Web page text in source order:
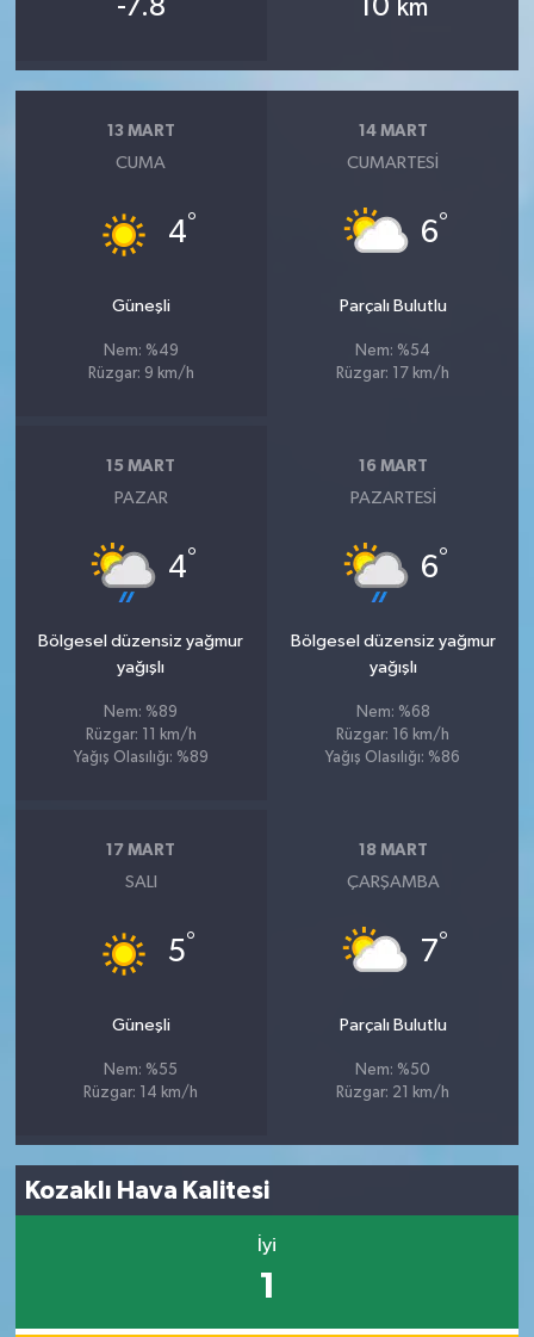
-7.8 10 km
13 MART
CUMA
4°
Güneşli
Nem: %49
Rüzgar: 9 km/h
14 MART
CUMARTESI
6°
Parçalı Bulutlu
Nem: %54
Rüzgar: 17 km/h
15 MART
PAZAR
4°
Bölgesel düzensiz yağmur
yağışlı
Nem: %89
Rüzgar: 11 km/h
Yağış Olasılığı: %89
16 MART
PAZARTESI
6°
Bölgesel düzensiz yağmur
yağışlı
Nem: %68
Rüzgar: 16 km/h
Yağış Olasılığı: %86
17 MART
SALI
5°
Güneşli
Nem: %55
Rüzgar: 14 km/h
18 MART
ÇARŞAMBA
7°
Parçalı Bulutlu
Nem: %50
Rüzgar: 21 km/h
Kozaklı Hava Kalitesi
İyi
1